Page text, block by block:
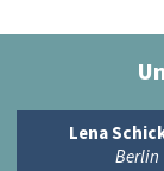
Lena
Berlin